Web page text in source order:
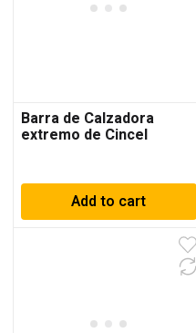
Barra de Calzadora
extremo de Cincel
Add to cart